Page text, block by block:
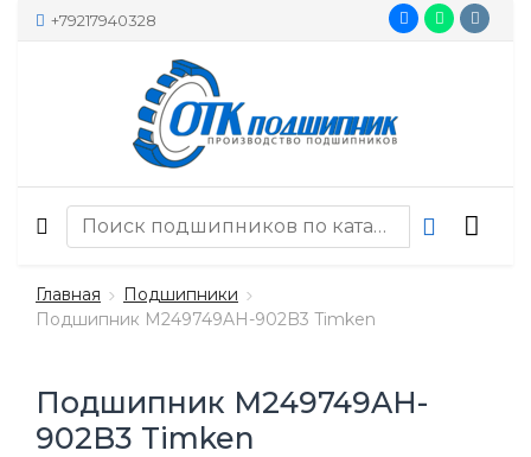
+79217940328
Главная
Подшипники
Подшипник M249749AH-902B3 Timken
Подшипник M249749AH-
902B3 Timken